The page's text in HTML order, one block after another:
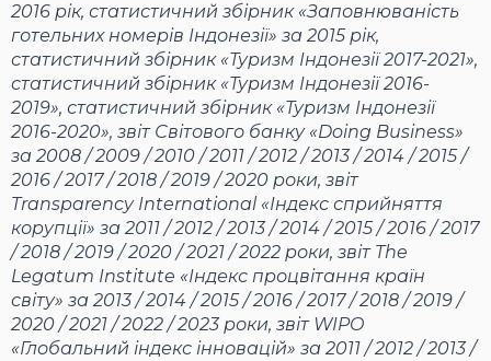
2016 рік, статистичний збірник «Заповнюваність
готельних номерів Індонезії» за 2015 рік,
статистичний збірник «Туризм Індонезії 2017-2021»,
статистичний збірник «Туризм Індонезії 2016-
2019», статистичний збірник «Туризм Індонезії
2016-2020», звіт Світового банку «Doing Business»
за 2008 / 2009 / 2010 / 2011 / 2012 / 2013 / 2014 / 2015 /
2016 / 2017 / 2018 / 2019 / 2020 роки, звіт
Transparency International «Індекс сприйняття
корупції» за 2011 / 2012 / 2013 / 2014 / 2015 / 2016 / 2017
/ 2018 / 2019 / 2020 / 2021 / 2022 роки, звіт The
Legatum Institute «Індекс процвітання країн
світу» за 2013 / 2014 / 2015 / 2016 / 2017 / 2018 / 2019 /
2020 / 2021 / 2022 / 2023 роки, звіт WIPO
«Глобальний індекс інновацій» за 2011 / 2012 / 2013 /